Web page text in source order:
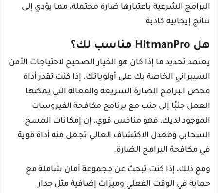
البرامج الشرعية باعتبارها ضارة محتملة، مما يؤدي إلى
نتائج إيجابية كاذبة.
هل HitmanPro مناسب لك؟
يعتمد تحديد ما إذا كان هو الخيار الصحيح لاحتياجات الأمن
السيبراني الخاصة بك على أولوياتك. إذا كنت تقدر أداة
فحص البرامج الضارة السريعة والفعالة التي يمكنها
العمل جنبًا إلى جنب مع برنامج مكافحة الفيروسات
الموجود لديك، فهو منافس قوي. إن إمكانات المسح
السحابي ومعدل الاكتشاف العالي تجعل منه أداة قوية
في مكافحة البرامج الضارة.
ومع ذلك، إذا كنت تبحث عن مجموعة أمان شاملة مع
حماية في الوقت الفعلي وميزات إضافية مثل جدار